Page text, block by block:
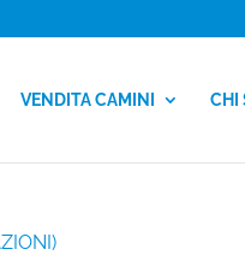
VENDITA CAMINI CHI